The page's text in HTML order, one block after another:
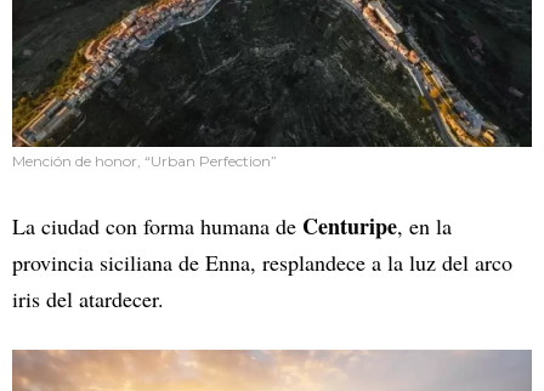
Mención de honor, “Urban Perfection”
La ciudad con forma humana de Centuripe, en la
provincia siciliana de Enna, resplandece a la luz del arco
iris del atardecer.